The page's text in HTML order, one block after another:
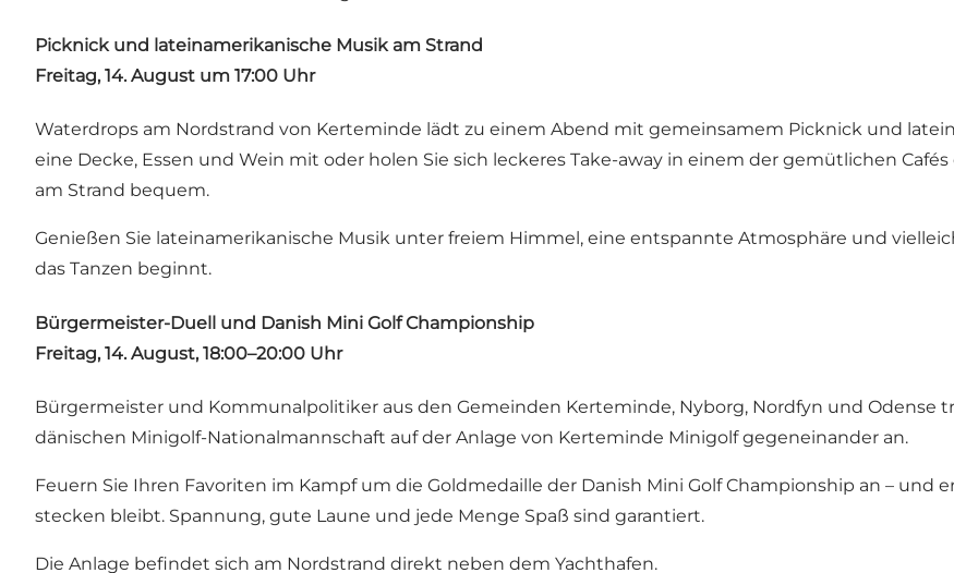
Picknick und lateinamerikanische Musik am Strand
Freitag, 14. August um 17:00 Uhr
Waterdrops am Nordstrand von Kerteminde lädt zu einem Abend mit gemeinsamem Picknick und
eine Decke, Essen und Wein mit oder holen Sie sich leckeres Take-away in einem der gemütlichen
am Strand bequem.
Genießen Sie lateinamerikanische Musik unter freiem Himmel, eine entspannte Atmosphäre und
das Tanzen beginnt.
Bürgermeister-Duell und Danish Mini Golf Championship
Freitag, 14. August, 18:00–20:00 Uhr
Bürgermeister und Kommunalpolitiker aus den Gemeinden Kerteminde, Nyborg, Nordfyn und Odense
dänischen Minigolf-Nationalmannschaft auf der Anlage von Kerteminde Minigolf gegeneinander an.
Feuern Sie Ihren Favoriten im Kampf um die Goldmedaille der Danish Mini Golf Championship an – und
stecken bleibt. Spannung, gute Laune und jede Menge Spaß sind garantiert.
Die Anlage befindet sich am Nordstrand direkt neben dem Yachthafen.